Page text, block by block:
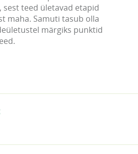
teed ületavad etapid
maha. Samuti tasub olla
märgiks punktid